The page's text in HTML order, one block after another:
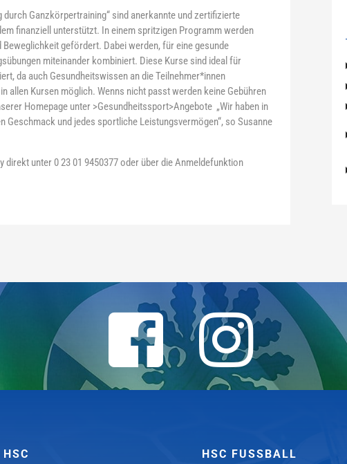
durch Ganzkörpertraining“ sind anerkannte und zertifizierte
finanziell unterstützt. In einem spritzigen Programm werden
gefördert. Dabei werden, für eine gesunde
miteinander kombiniert. Diese Kurse sind ideal für
da auch Gesundheitswissen an die Teilnehmer*innen
allen Kursen möglich. Wenns nicht passt werden keine Gebühren
Homepage unter >Gesundheitssport>Angebote „Wir haben in
Geschmack und jedes sportliche Leistungsvermögen“, so Susanne
unter 0 23 01 9450377 oder über die Anmeldefunktion
HSC
HSC FUSSBALL